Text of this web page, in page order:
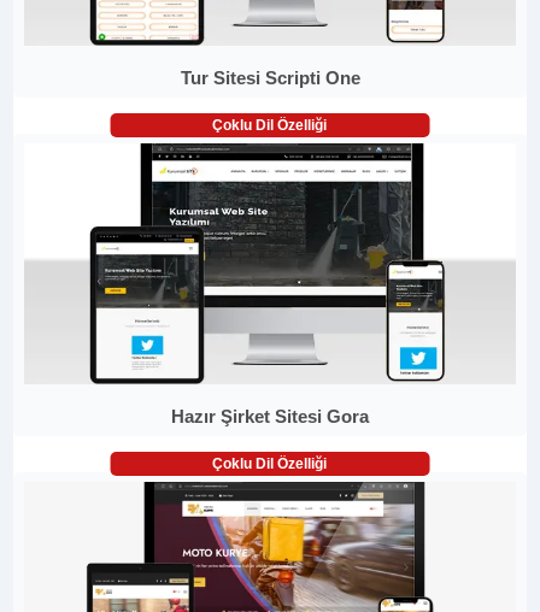
Tur Sitesi Scripti One
Çoklu Dil Özelliği
Hazır Şirket Sitesi Gora
Çoklu Dil Özelliği